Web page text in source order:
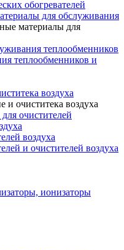
обогревателей
для обслуживания
материалы для
теплообменников
теплообменников и
воздуха
и очиститека воздуха
очистителей
воздуха
и очистителей воздуха
ионизаторы